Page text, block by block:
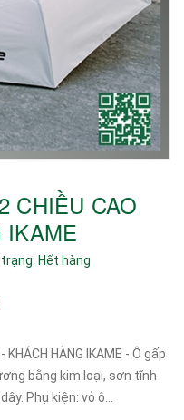
CHIỀU CAO
IKAME
Hết hàng
KHÁCH HÀNG IKAME - Ô gấp
bằng kim loại, sơn tĩnh
Phụ kiện: vỏ ô...